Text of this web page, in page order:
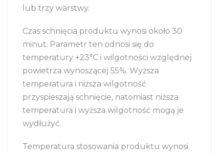
lub trzy warstwy.
Czas schnięcia produktu wynosi około 30
minut. Parametr ten odnosi się do
temperatury +23°C i wilgotności względnej
powietrza wynoszącej 55%. Wyższa
temperatura i niższa wilgotność
przyspieszają schnięcie, natomiast niższa
temperatura i wyższa wilgotność mogą je
wydłużyć.
Temperatura stosowania produktu wynosi